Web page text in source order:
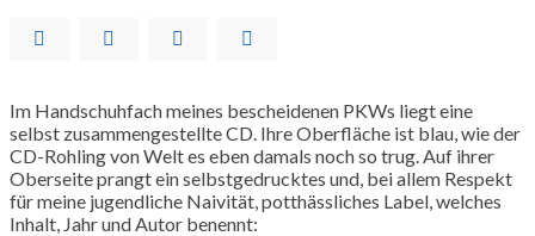
Im Handschuhfach meines bescheidenen PKWs liegt eine
selbst zusammengestellte CD. Ihre Oberfläche ist blau, wie der
CD-Rohling von Welt es eben damals noch so trug. Auf ihrer
Oberseite prangt ein selbstgedrucktes und, bei allem Respekt
für meine jugendliche Naivität, potthässliches Label, welches
Inhalt, Jahr und Autor benennt: